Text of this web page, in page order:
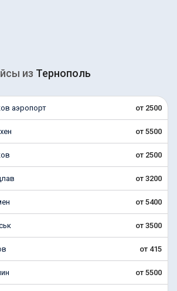
из Тернополь
аэропорт от 2500
от 5500
от 2500
от 3200
от 5400
от 3500
от 415
от 5500